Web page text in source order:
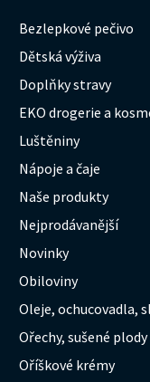
Bezlepkové pečivo
Dětská výživa
Doplňky stravy
EKO drogerie a
Luštěniny
Nápoje a čaje
Naše produkty
Nejprodávanější
Novinky
Obiloviny
Oleje, ochucovadla,
Ořechy, sušené plody
Oříškové krémy